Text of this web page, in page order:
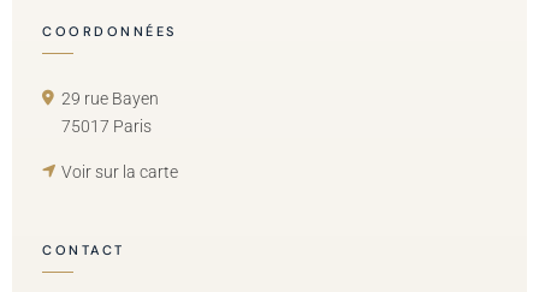
COORDONNÉES
29 rue Bayen
75017 Paris
Voir sur la carte
CONTACT